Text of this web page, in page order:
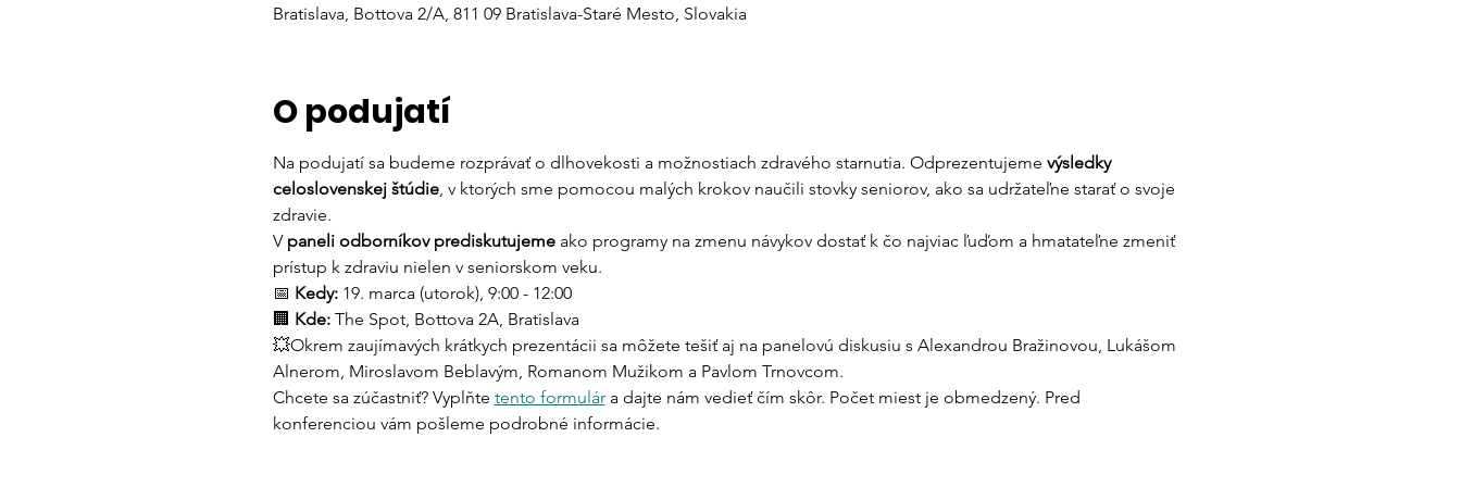
Bratislava, Bottova 2/A, 811 09 Bratislava-Staré Mesto, Slovakia
O podujatí
Na podujatí sa budeme rozprávať o dlhovekosti a možnostiach zdravého starnutia. Odprezentujeme výsledky
celoslovenskej štúdie, v ktorých sme pomocou malých krokov naučili stovky seniorov, ako sa udržateľne starať o svoje
zdravie.
V paneli odborníkov prediskutujeme ako programy na zmenu návykov dostať k čo najviac ľuďom a hmatateľne zmeniť
prístup k zdraviu nielen v seniorskom veku.
📅 Kedy: 19. marca (utorok), 9:00 - 12:00
🏢 Kde: The Spot, Bottova 2A, Bratislava
💥Okrem zaujímavých krátkych prezentácii sa môžete tešiť aj na panelovú diskusiu s Alexandrou Bražinovou, Lukášom
Alnerom, Miroslavom Beblavým, Romanom Mužikom a Pavlom Trnovcom.
Chcete sa zúčastniť? Vyplňte tento formulár a dajte nám vedieť čím skôr. Počet miest je obmedzený. Pred
konferenciou vám pošleme podrobné informácie.